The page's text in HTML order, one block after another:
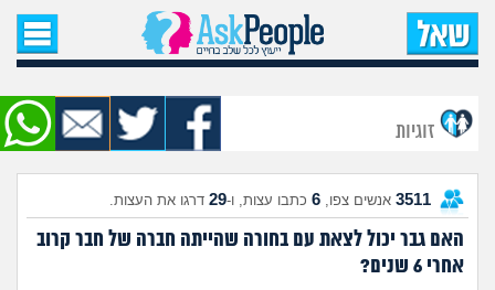
עמוד הבית
שאל שאלה
שאלות חדשות
שאלות שעוררו עניין
זוגיות
3511 אנשים צפו, 6 כתבו עצות, ו-29 דרגו את העצות.
האם גבר יכול לצאת עם בחורה שהייתה חברה של חבר קרוב
אחרי 6 שנים?